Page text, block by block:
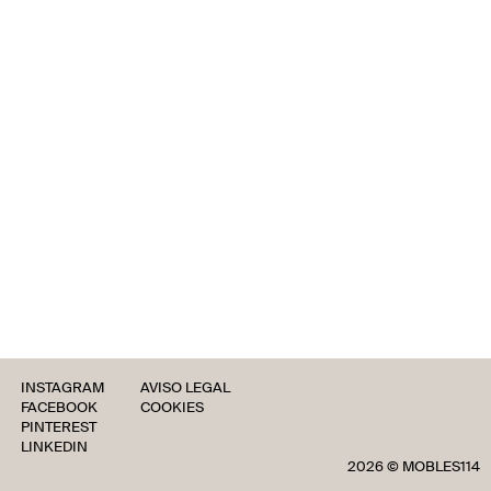
INSTAGRAM
FACEBOOK
PINTEREST
LINKEDIN
AVISO LEGAL
COOKIES
2026 © MOBLES114